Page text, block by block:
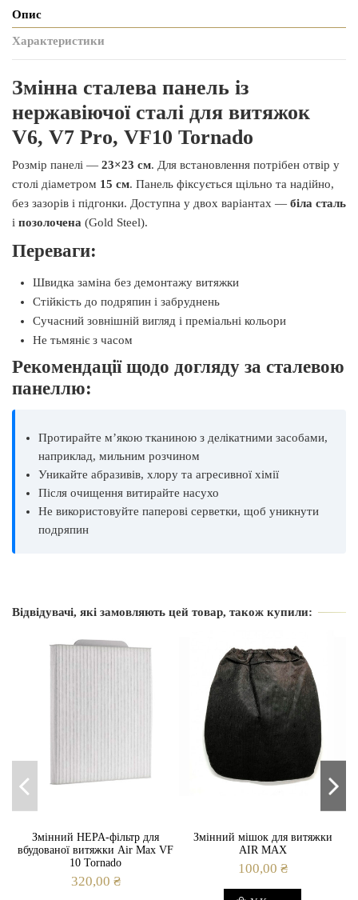
Опис
Характеристики
Змінна сталева панель із
нержавіючої сталі для витяжок
V6, V7 Pro, VF10 Tornado
Розмір панелі — 23×23 см. Для встановлення потрібен отвір у
столі діаметром 15 см. Панель фіксується щільно та надійно,
без зазорів і підгонки. Доступна у двох варіантах — біла сталь
і позолочена (Gold Steel).
Переваги:
Швидка заміна без демонтажу витяжки
Стійкість до подряпин і забруднень
Сучасний зовнішній вигляд і преміальні кольори
Не тьмяніє з часом
Рекомендації щодо догляду за сталевою
панеллю:
Протирайте м’якою тканиною з делікатними засобами,
наприклад, мильним розчином
Уникайте абразивів, хлору та агресивної хімії
Після очищення витирайте насухо
Не використовуйте паперові серветки, щоб уникнути
подряпин
Розмір 23х23 см.
Модель витяжки
VF 10 Tornado
15 см (діаметр)
Нержавіюча сталь
Відвідувачі, які замовляють цей товар, також купили:
Змінний HEPA-фільтр для
вбудованої витяжки Air Max VF
10 Tornado
320,00 ₴
Змінний мішок для витяжки
AIR MAX
100,00 ₴